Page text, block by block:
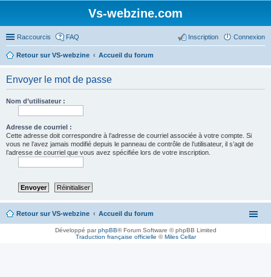
Vs-webzine.com
Raccourcis FAQ Connexion
Inscription
Retour sur VS-webzine Accueil du forum
Envoyer le mot de passe
Nom d’utilisateur :
Adresse de courriel :
Cette adresse doit correspondre à l’adresse de courriel associée à votre compte. Si
vous ne l’avez jamais modifié depuis le panneau de contrôle de l’utilisateur, il s’agit de
l’adresse de courriel que vous avez spécifiée lors de votre inscription.
Retour sur VS-webzine Accueil du forum
Développé parphpBB® Forum Software © phpBB Limited
Traduction française officielle ©Miles Cellar